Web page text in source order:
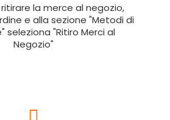
la merce al negozio,
e alla sezione "Metodi di
seleziona "Ritiro Merci al
Negozio"